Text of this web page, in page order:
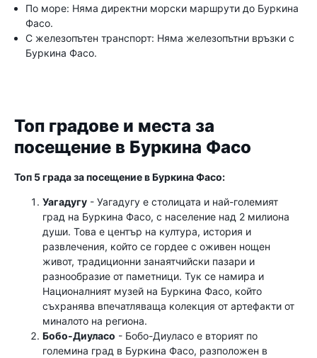
По море: Няма директни морски маршрути до Буркина
Фасо.
С железопътен транспорт: Няма железопътни връзки с
Буркина Фасо.
Топ градове и места за
посещение в Буркина Фасо
Топ 5 града за посещение в Буркина Фасо:
Уагадугу - Уагадугу е столицата и най-големият
град на Буркина Фасо, с население над 2 милиона
души. Това е център на култура, история и
развлечения, който се гордее с оживен нощен
живот, традиционни занаятчийски пазари и
разнообразие от паметници. Тук се намира и
Националният музей на Буркина Фасо, който
съхранява впечатляваща колекция от артефакти от
миналото на региона.
Бобо-Диуласо - Бобо-Диуласо е вторият по
големина град в Буркина Фасо, разположен в